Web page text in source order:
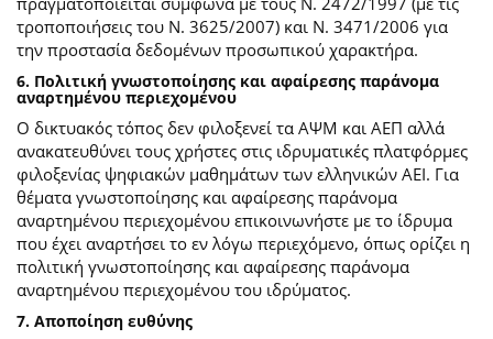
τροποποιήσεις του Ν. 3625/2007) και Ν. 3471/2006 για
την προστασία δεδομένων προσωπικού χαρακτήρα.
6. Πολιτική γνωστοποίησης και αφαίρεσης παράνομα
αναρτημένου περιεχομένου
Ο δικτυακός τόπος δεν φιλοξενεί τα ΑΨΜ και ΑΕΠ αλλά
ανακατευθύνει τους χρήστες στις ιδρυματικές πλατφόρμες
φιλοξενίας ψηφιακών μαθημάτων των ελληνικών ΑΕΙ. Για
θέματα γνωστοποίησης και αφαίρεσης παράνομα
αναρτημένου περιεχομένου επικοινωνήστε με το ίδρυμα
που έχει αναρτήσει το εν λόγω περιεχόμενο, όπως ορίζει η
πολιτική γνωστοποίησης και αφαίρεσης παράνομα
αναρτημένου περιεχομένου του ιδρύματος.
7. Αποποίηση ευθύνης